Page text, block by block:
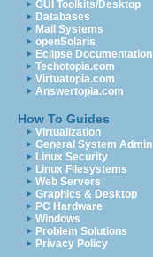
GUI Toolkits/Desktop
Databases
Mail Systems
openSolaris
Eclipse Documentation
Techotopia.com
Virtuatopia.com
Answertopia.com
How To Guides
Virtualization
General System Admin
Linux Security
Linux Filesystems
Web Servers
Graphics & Desktop
PC Hardware
Windows
Problem Solutions
Privacy Policy